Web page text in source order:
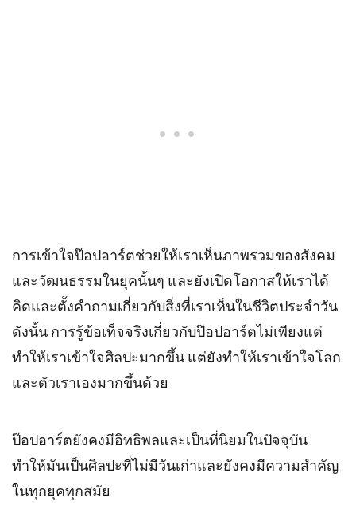
การเข้าใจป๊อปอาร์ตช่วยให้เราเห็นภาพรวมของสังคม
และวัฒนธรรมในยุคนั้นๆ และยังเปิดโอกาสให้เราได้
คิดและตั้งคำถามเกี่ยวกับสิ่งที่เราเห็นในชีวิตประจำวัน
ดังนั้น การรู้ข้อเท็จจริงเกี่ยวกับป๊อปอาร์ตไม่เพียงแต่
ทำให้เราเข้าใจศิลปะมากขึ้น แต่ยังทำให้เราเข้าใจโลก
และตัวเราเองมากขึ้นด้วย
ป๊อปอาร์ตยังคงมีอิทธิพลและเป็นที่นิยมในปัจจุบัน
ทำให้มันเป็นศิลปะที่ไม่มีวันเก่าและยังคงมีความสำคัญ
ในทุกยุคทุกสมัย